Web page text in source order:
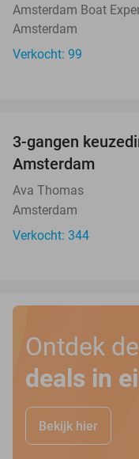
Amsterdam Boat
Amsterdam
Verkocht: 99
3-gangen
Amsterdam
Ava Thomas
Amsterdam
Verkocht: 344
Ontdek
deals in
Bekijk hier